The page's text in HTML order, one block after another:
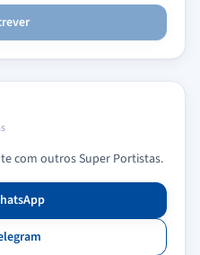
com outros Super Portistas.